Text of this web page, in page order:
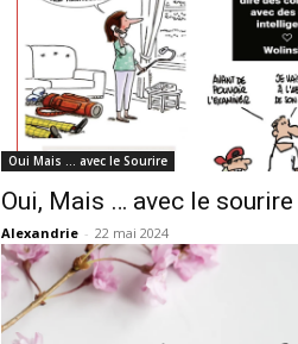
Oui Mais … avec le Sourire
Oui, Mais … avec le sourire
Alexandrie - 22 mai 2024